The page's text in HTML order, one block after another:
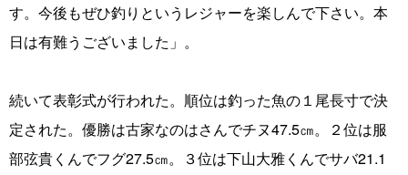
す。今後もぜひ釣りというレジャーを楽しんで下さい。本
日は有難うございました」。
続いて表彰式が行われた。順位は釣った魚の１尾長寸で決
定された。優勝は古家なのはさんでチヌ47.5㎝。２位は服
部弦貴くんでフグ27.5㎝。３位は下山大雅くんでサバ21.1